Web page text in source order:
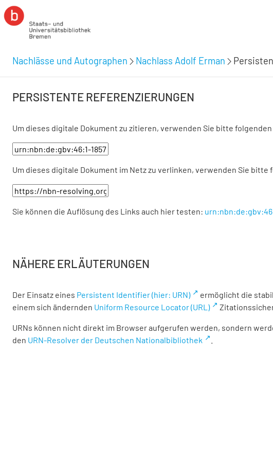
Nachlässe und Autographen Nachlass Adolf Erman
PERSISTENTE REFERENZIERUNGEN
Um dieses digitale Dokument zu zitieren, verwenden Sie bitte folgenden
Um dieses digitale Dokument im Netz zu verlinken, verwenden Sie bitte
Sie können die Auflösung des Links auch hier testen:
NÄHERE ERLÄUTERUNGEN
Der Einsatz eines Persistent Identifier (hier: URN)
ermöglicht die
einem sich ändernden Uniform Resource Locator (URL)
URNs können nicht direkt im Browser aufgerufen werden, sondern
den URN-Resolver der Deutschen Nationalbibliothek